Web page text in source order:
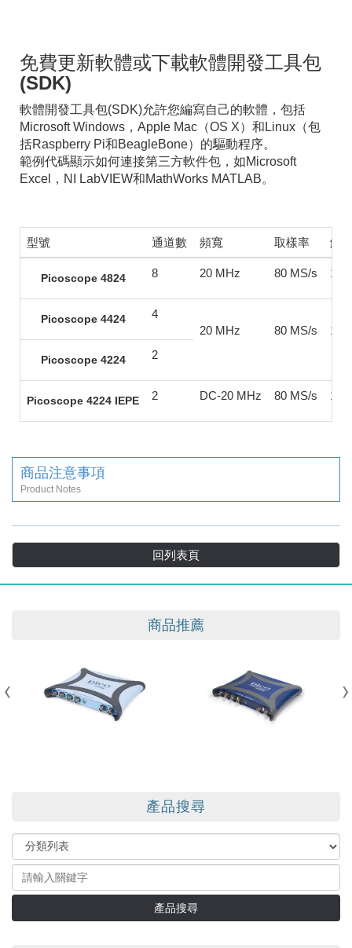
免費更新軟體或下載軟體開發工具包
(SDK)
軟體開發工具包(SDK)允許您編寫自己的軟體，包括
Microsoft Windows，Apple Mac（OS X）和Linux（包
括Raspberry Pi和BeagleBone）的驅動程序。
範例代碼顯示如何連接第三方軟件包，如Microsoft
Excel，NI LabVIEW和MathWorks MATLAB。
型號 通道數 頻寬 取樣率 解
Picoscope 4824 8 20 MHz 80 MS/s 12
Picoscope 4424
4
20 MHz
80 MS/s 12
Picoscope 4224 2
Picoscope 4224 IEPE 2 DC-20 MHz 80 MS/s 12
商品注意事項
Product Notes
回列表頁
商品推薦
產品搜尋
產品搜尋